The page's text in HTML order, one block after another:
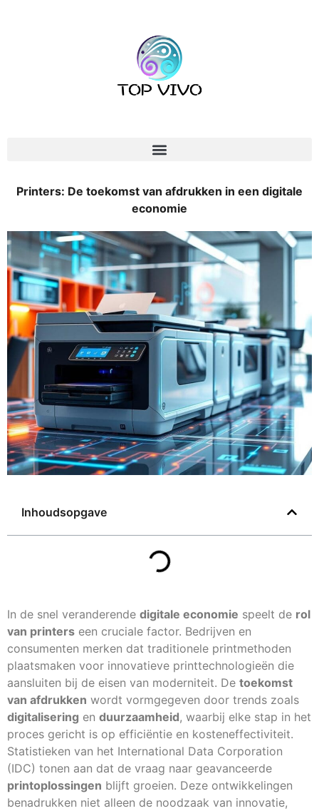
Printers: De toekomst van afdrukken in een digitale
economie
Inhoudsopgave
In de snel veranderende digitale economie speelt de rol
van printers een cruciale factor. Bedrijven en
consumenten merken dat traditionele printmethoden
plaatsmaken voor innovatieve printtechnologieën die
aansluiten bij de eisen van moderniteit. De toekomst
van afdrukken wordt vormgegeven door trends zoals
digitalisering en duurzaamheid, waarbij elke stap in het
proces gericht is op efficiëntie en kosteneffectiviteit.
Statistieken van het International Data Corporation
(IDC) tonen aan dat de vraag naar geavanceerde
printoplossingen blijft groeien. Deze ontwikkelingen
benadrukken niet alleen de noodzaak van innovatie,